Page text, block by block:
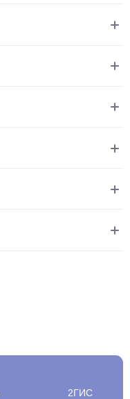
2ГИС